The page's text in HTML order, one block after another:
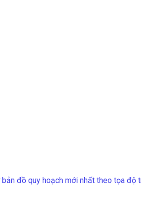
đồ quy hoạch mới nhất theo tọa độ